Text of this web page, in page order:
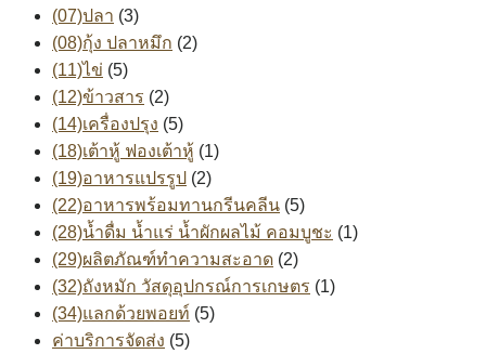
(07)ปลา (3)
(08)กุ้ง ปลาหมึก (2)
(11)ไข่ (5)
(12)ข้าวสาร (2)
(14)เครื่องปรุง (5)
(18)เต้าหู้ ฟองเต้าหู้ (1)
(19)อาหารแปรรูป (2)
(22)อาหารพร้อมทานกรีนคลีน (5)
(28)น้ำดื่ม น้ำแร่ น้ำผักผลไม้ คอมบูชะ (1)
(29)ผลิตภัณฑ์ทำความสะอาด (2)
(32)ถังหมัก วัสดุอุปกรณ์การเกษตร (1)
(34)แลกด้วยพอยท์ (5)
ค่าบริการจัดส่ง (5)